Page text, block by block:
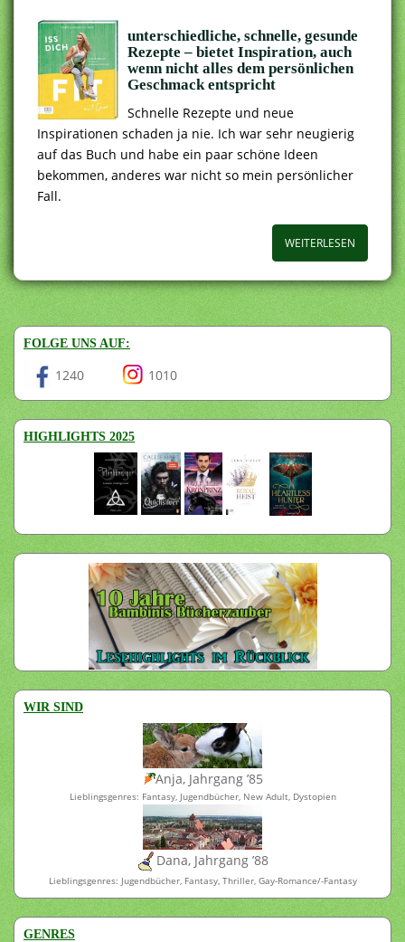
unterschiedliche, schnelle, gesunde
Rezepte – bietet Inspiration, auch
wenn nicht alles dem persönlichen
Geschmack entspricht
Schnelle Rezepte und neue
Inspirationen schaden ja nie. Ich war sehr neugierig
auf das Buch und habe ein paar schöne Ideen
bekommen, anderes war nicht so mein persönlicher
Fall.
WEITERLESEN
FOLGE UNS AUF:
1240 1010
HIGHLIGHTS 2025
WIR SIND
Anja, Jahrgang ’85
Lieblingsgenres: Fantasy, Jugendbücher, New Adult, Dystopien
Dana, Jahrgang ’88
Lieblingsgenres: Jugendbücher, Fantasy, Thriller, Gay-Romance/-Fantasy
GENRES